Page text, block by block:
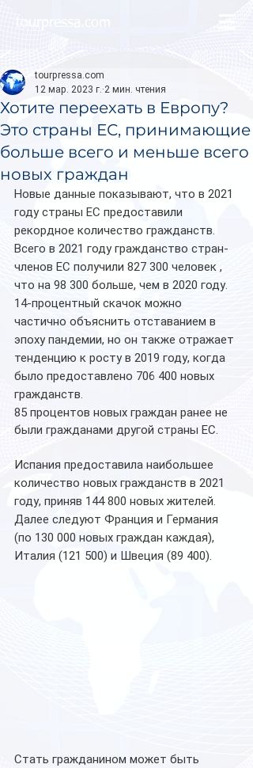
Хотите переехать в Европу?
Это страны ЕС, принимающие
больше всего и меньше всего
новых граждан
tourpressa.com
12 мар. 2023 г. 2 мин. чтения
Новые данные показывают, что в 2021
году страны ЕС предоставили
рекордное количество гражданств.
Всего в 2021 году гражданство стран-
членов ЕС получили 827 300 человек ,
что на 98 300 больше, чем в 2020 году.
14-процентный скачок можно
частично объяснить отставанием в
эпоху пандемии, но он также отражает
тенденцию к росту в 2019 году, когда
было предоставлено 706 400 новых
гражданств.
85 процентов новых граждан ранее не
были гражданами другой страны ЕС.
Испания предоставила наибольшее
количество новых гражданств в 2021
году, приняв 144 800 новых жителей.
Далее следуют Франция и Германия
(по 130 000 новых граждан каждая),
Италия (121 500) и Швеция (89 400).
Стать гражданином может быть